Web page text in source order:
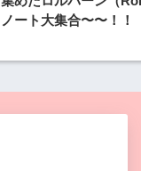
ノート大集合〜〜！！